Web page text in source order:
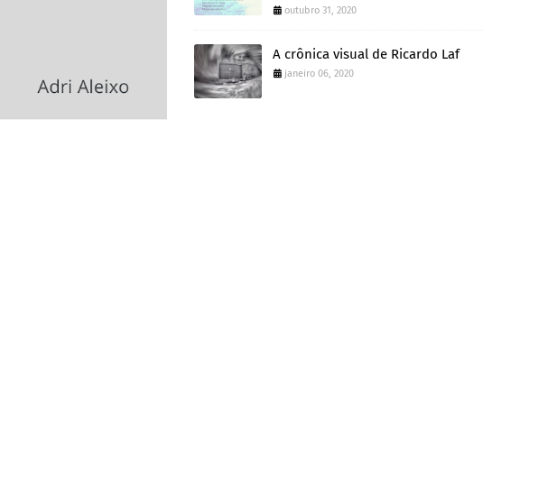
outubro 31, 2020
A crônica visual de Ricardo Laf
janeiro 06, 2020